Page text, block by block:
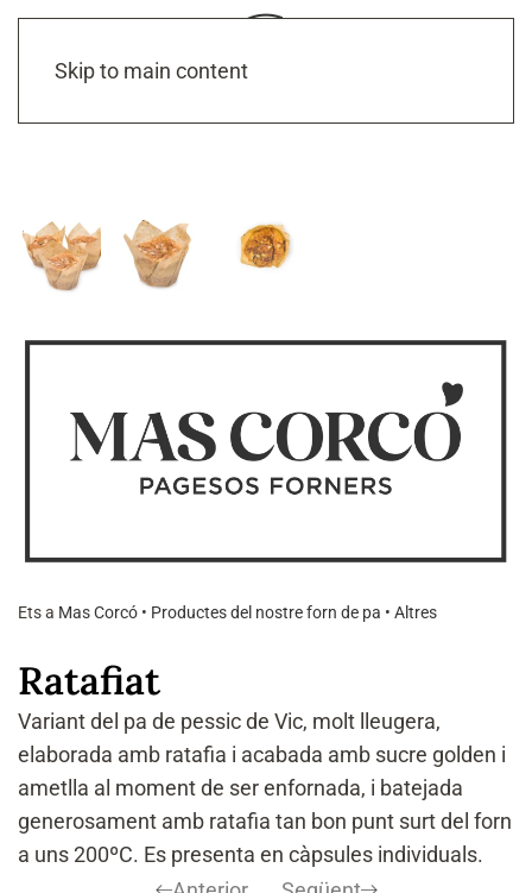
Skip to main content
Ets a Mas Corcó • Productes del nostre forn de pa • Altres
Ratafiat
Variant del pa de pessic de Vic, molt lleugera,
elaborada amb ratafia i acabada amb sucre golden i
ametlla al moment de ser enfornada, i batejada
generosament amb ratafia tan bon punt surt del forn
a uns 200ºC. Es presenta en càpsules individuals.